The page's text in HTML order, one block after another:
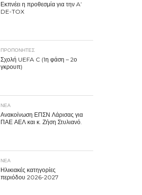
Εκπνέει η προθεσμία για την A’
DE-TOX
ΠΡΟΠΟΝΗΤΈΣ
Σχολή UEFA C (1η φάση – 2ο
γκρουπ)
ΝΕΑ
Ανακοίνωση ΕΠΣΝ Λάρισας για
ΠΑΕ ΑΕΛ και κ. Ζήση Στυλιανό.
ΝΕΑ
Ηλικιακές κατηγορίες
περιόδου 2026-2027